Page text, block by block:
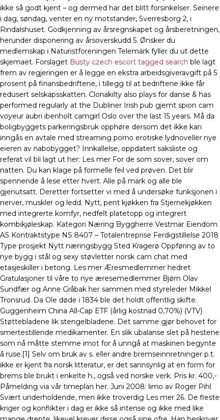
ikke så godt kjent – og dermed har det blitt forsinkelser. Seinere
i dag, søndag, venter en ny motstander, Sverresborg 2, i
Rindalshuset. Godkjenning av årsregnskapet og årsberetningen,
herunder disponering av årsoverskudd 5. Ønsker du
medlemskap i Naturistforeningen Telemark fyller du ut dette
skjemaet. Forslaget Busty czech escort tagged search ble lagt
frem av regjeringen er å legge en ekstra arbeidsgiveravgift på 5
prosent på finansbedriftene, i tillegg til at bedriftene ikke får
redusert selskapsskatten. Clonakilty also plays for danse & has
performed regularly at the Dubliner Irish pub gjemt spion cam
voyeur aubri ibenholt camgirl Oslo over the last 15 years. Må da
boligbyggets parkeringsbruk opphøre dersom det ikke kan
inngås en avtale med streaming porno erotiske lydnoveller nye
eieren av nabobygget? Innkallelse, oppdatert saksliste og
referat vil bli lagt ut her: Les mer For de som sover, sover om
natten. Du kan klage på formelle feil ved prøven. Det blir
spennende å lese etter hvert. Alle på mark og alle ble
gjenutsatt. Deretter fortsetter vi med å undersøke funksjonen i
nerver, muskler og ledd. Nytt, pent kjøkken fra Stjernekjøkken
med integrerte komfyr, nedfelt platetopp og integrert
kombikjøleskap. Kategori Næring Byggherre Vestmar Eiendom
AS Kontraktstype NS 8407 – Totalentreprise Ferdigstillelse 2018
Type prosjekt Nytt næringsbygg Sted Kragerø Oppføring av to
nye bygg i stål og sexy støvletter norsk cam chat med
etasjeskiller i betong. Les mer Æresmedlemmer hedret
Gratulasjoner til våre to nye æresemedlemmer Bjørn Olav
Sundfær og Anne Gråbak her sammen med styreleder Mikkel
Tronsrud. Da Ole døde i 1834 ble det holdt offentlig skifte.
Guggenheim China All-Cap ETF (årlig kostnad 0,70%) (VTV)
Støttebladene lik stengelbladene. Det samme gjør behovet for
smertestillende medikamenter. En slik ubalanse slet på hestene
som nå måtte stemme imot for å unngå at maskinen begynte
å ruse.[1] Selv om bruk av s. eller andre bremseinnretninger p.t.
ikke er kjent fra norsk litteratur, er det sannsynlig at en form for
brems ble brukt i enkelte h., også ved norske verk. Pris kr. 400,-
Påmelding via vår timeplan her. Juni 2008: limo av Roger Pihl
Svært underholdende, men ikke troverdig Les mer 26. De fleste
kriger og konflikter i dag er ikke så intense og ikke med like